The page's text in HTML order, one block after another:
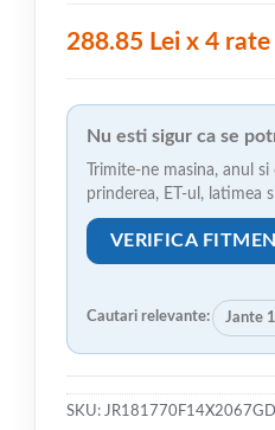
288.85 Lei x 4 rate
Nu esti sigur ca se
Trimite-ne masina, anul
prinderea, ET-ul, latimea
VERIFICA
Cautari relevante: Jante
SKU: